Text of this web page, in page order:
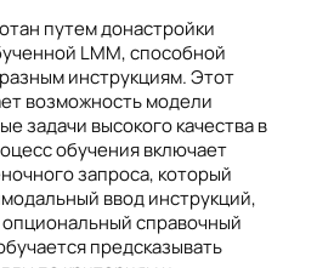
путем донастройки
LMM, способной
инструкциям. Этот
возможность модели
задачи высокого качества в
обучения включает
запроса, который
ввод инструкций,
справочный
предсказывать